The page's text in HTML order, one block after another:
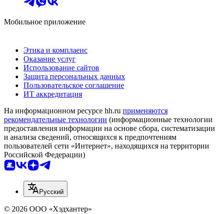
Мобильное приложение
Этика и комплаенс
Оказание услуг
Использование сайтов
Защита персональных данных
Пользовательское соглашение
ИТ аккредитация
На информационном ресурсе hh.ru применяются
рекомендательные технологии (информационные технологии
предоставления информации на основе сбора, систематизации
и анализа сведений, относящихся к предпочтениям
пользователей сети «Интернет», находящихся на территории
Российской Федерации)
Русский
© 2026 ООО «Хэдхантер»